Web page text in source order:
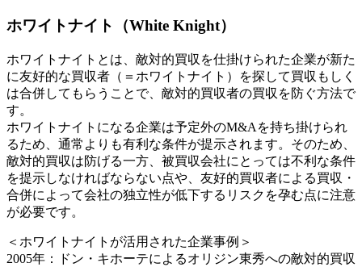
ホワイトナイト（White Knight）
ホワイトナイトとは、敵対的買収を仕掛けられた企業が新た
に友好的な買収者（＝ホワイトナイト）を探して買収もしく
は合併してもらうことで、敵対的買収者の買収を防ぐ方法で
す。
ホワイトナイトになる企業は予定外のM&Aを持ち掛けられ
るため、通常よりも有利な条件が提示されます。そのため、
敵対的買収は防げる一方、被買収会社にとっては不利な条件
を提示しなければならない点や、友好的買収者による買収・
合併によって会社の独立性が低下するリスクを孕む点に注意
が必要です。
＜ホワイトナイトが活用された企業事例＞
2005年：ドン・キホーテによるオリジン東秀への敵対的買収